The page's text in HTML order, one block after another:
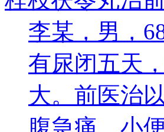
李某，男，
有尿闭五天
大。前医治
腹急痛，小